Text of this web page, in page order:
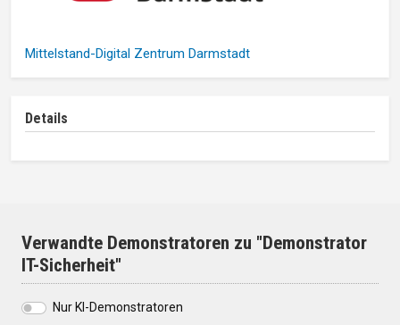
Mittelstand-Digital Zentrum Darmstadt
Details
Verwandte Demonstratoren zu "Demonstrator
IT-Sicherheit"
Nur KI-Demonstratoren